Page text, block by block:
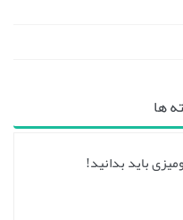
ها
باید بدانید!